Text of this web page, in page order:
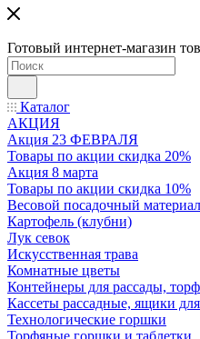
Готовый интернет-магазин
Каталог
АКЦИЯ
Акция 23 ФЕВРАЛЯ
Товары по акции скидка 20%
Акция 8 марта
Товары по акции скидка 10%
Весовой посадочный материал
Картофель (клубни)
Лук севок
Искусственная трава
Комнатные цветы
Контейнеры для рассады,
Кассеты рассадные, ящики
Технологические горшки
Торфяные горшки и таблетки